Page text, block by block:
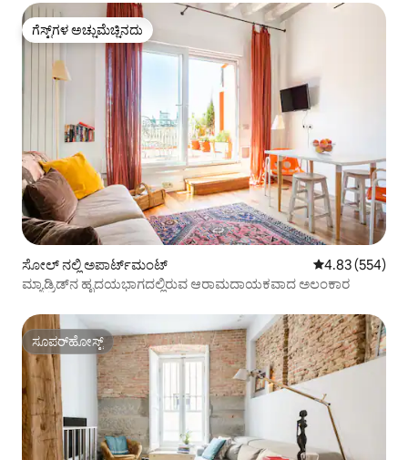
ಗೆಸ್ಟ್‌ಗಳ ಅಚ್ಚುಮೆಚ್ಚಿನದು
ಗೆಸ್ಟ್‌ಗಳ ಅಚ್ಚುಮೆಚ್ಚಿನದು
ಸೋಲ್ ನಲ್ಲಿ ಅಪಾರ್ಟ್‌ಮಂಟ್ 5 ರಲ್ಲಿ 4.83
4.83 (554)
ಮ್ಯಾಡ್ರಿಡ್‌ನ ಹೃದಯಭಾಗದಲ್ಲಿರುವ ಆರಾಮದಾಯಕವಾದ ಅಲಂಕಾರ
ಸೂಪರ್‌ಹೋಸ್ಟ್
ಸೂಪರ್‌ಹೋಸ್ಟ್